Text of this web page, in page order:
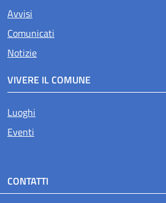
Avvisi
Comunicati
Notizie
VIVERE IL COMUNE
Luoghi
Eventi
CONTATTI